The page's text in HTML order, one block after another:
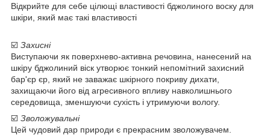
Відкрийте для себе цілющі властивості бджолиного воску для
шкіри, який має такі властивості
☑️ Захисні
Виступаючи як поверхнево-активна речовина, нанесений на
шкіру бджолиний віск утворює тонкий непомітний захисний
бар'єр єр, який не заважає шкірного покриву дихати,
захищаючи його від агресивного впливу навколишнього
середовища, зменшуючи сухість і утримуючи вологу.
☑️ Зволожувальні
Цей чудовий дар природи є прекрасним зволожувачем.